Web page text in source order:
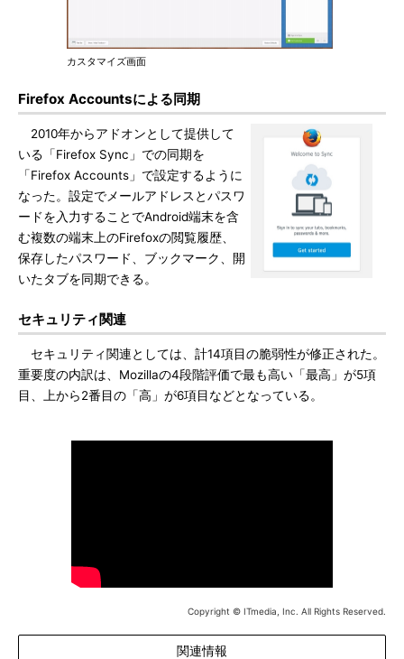
カスタマイズ画面
Firefox Accountsによる同期
2010年からアドオンとして提供して
いる「Firefox Sync」での同期を
「Firefox Accounts」で設定するように
なった。設定でメールアドレスとパスワ
ードを入力することでAndroid端末を含
む複数の端末上のFirefoxの閲覧履歴、
保存したパスワード、ブックマーク、開
いたタブを同期できる。
セキュリティ関連
セキュリティ関連としては、計14項目の脆弱性が修正された。
重要度の内訳は、Mozillaの4段階評価で最も高い「最高」が5項
目、上から2番目の「高」が6項目などとなっている。
Copyright © ITmedia, Inc. All Rights Reserved.
関連情報